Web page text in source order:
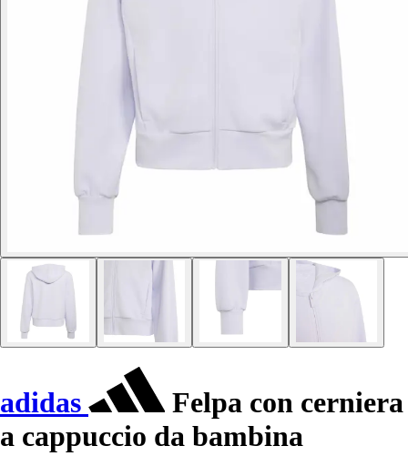
adidas
Felpa con cerniera
a cappuccio da bambina